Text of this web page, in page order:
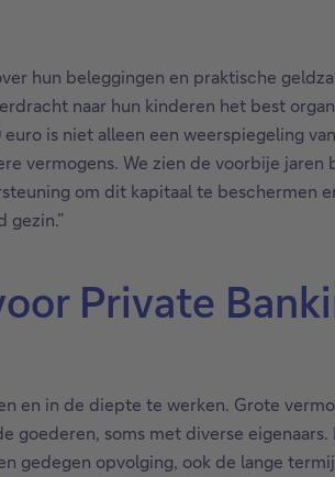
hun beleggingen en praktische
naar hun kinderen het best
is niet alleen een weerspiegeling
vermogens. We zien de voorbije jaren
om dit kapitaal te beschermen
gezin.”
Private
en in de diepte te werken. Grote
soms met diverse eigenaars.
gedegen opvolging, ook de lange